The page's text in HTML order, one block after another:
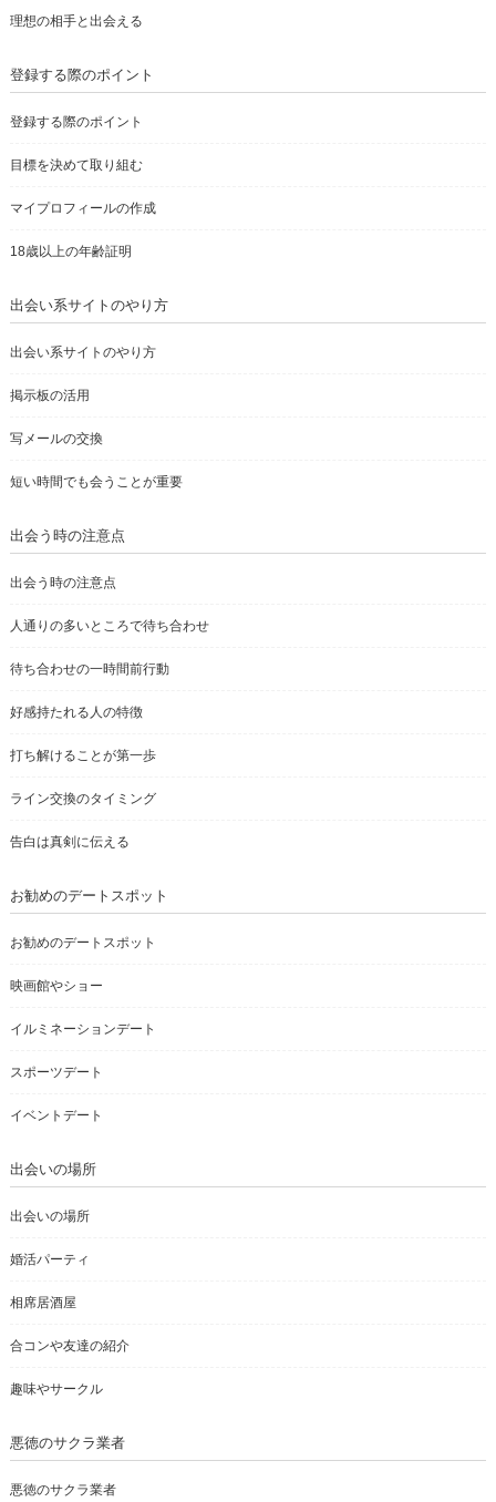
理想の相手と出会える
登録する際のポイント
登録する際のポイント
目標を決めて取り組む
マイプロフィールの作成
18歳以上の年齢証明
出会い系サイトのやり方
出会い系サイトのやり方
掲示板の活用
写メールの交換
短い時間でも会うことが重要
出会う時の注意点
出会う時の注意点
人通りの多いところで待ち合わせ
待ち合わせの一時間前行動
好感持たれる人の特徴
打ち解けることが第一歩
ライン交換のタイミング
告白は真剣に伝える
お勧めのデートスポット
お勧めのデートスポット
映画館やショー
イルミネーションデート
スポーツデート
イベントデート
出会いの場所
出会いの場所
婚活パーティ
相席居酒屋
合コンや友達の紹介
趣味やサークル
悪徳のサクラ業者
悪徳のサクラ業者